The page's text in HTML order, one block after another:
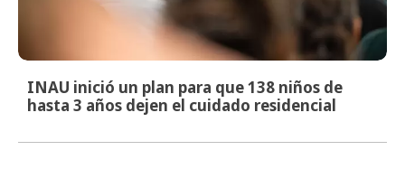
INAU inició un plan para que 138 niños de
hasta 3 años dejen el cuidado residencial